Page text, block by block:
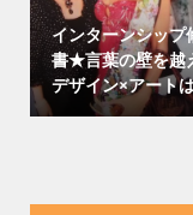
インターンシップ
書★言葉の壁を越
デザイン×アート